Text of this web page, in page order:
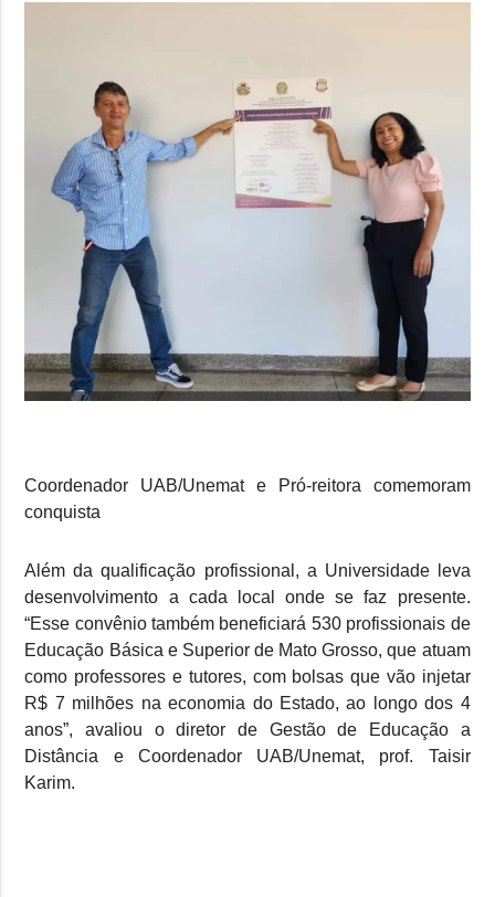
Coordenador UAB/Unemat e Pró-reito ra comemoram
conquista
Além da qualificação profissional, a Universidade leva
desenvolvimento a cada local onde se faz presente.
“Esse convênio também beneficiará 530 profissionais de
Educação Básica e Superior de Mato Grosso, que atuam
como professores e tutores, com bolsas que vão injetar
R$ 7 milhões na economia do Estado, ao longo dos 4
anos”, avaliou o diretor de Gestão de Educação a
Distância e Coordenador UAB/Unemat, prof. Taisir
Karim.